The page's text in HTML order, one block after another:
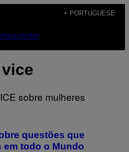
+ PORTUGUESE
Newsletter
vice
questões que
em todo o Mundo